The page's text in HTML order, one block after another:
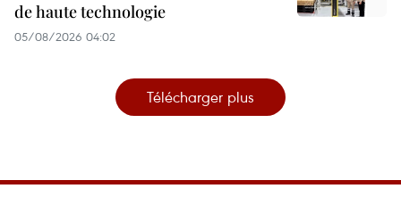
de haute technologie
05/08/2026 04:02
Télécharger plus